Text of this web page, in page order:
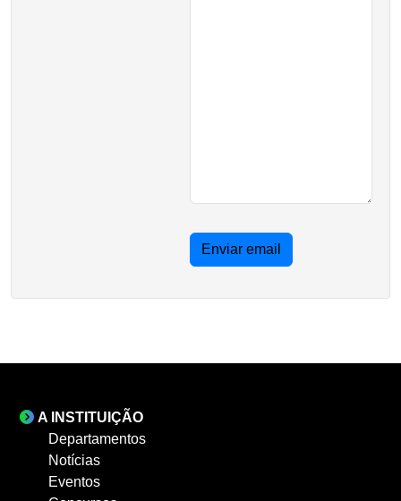
Enviar email
A INSTITUIÇÃO
Departamentos
Notícias
Eventos